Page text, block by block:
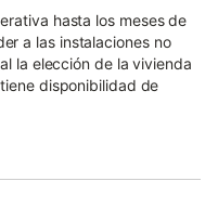
hasta los meses de
a las instalaciones no
la elección de la vivienda
disponibilidad de